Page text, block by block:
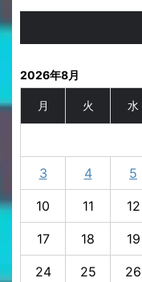
2026年8月
月 火 水
3 4 5
10 11 12
17 18 19
24 25 26